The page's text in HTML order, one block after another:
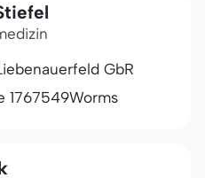
GbR
1767549Worms